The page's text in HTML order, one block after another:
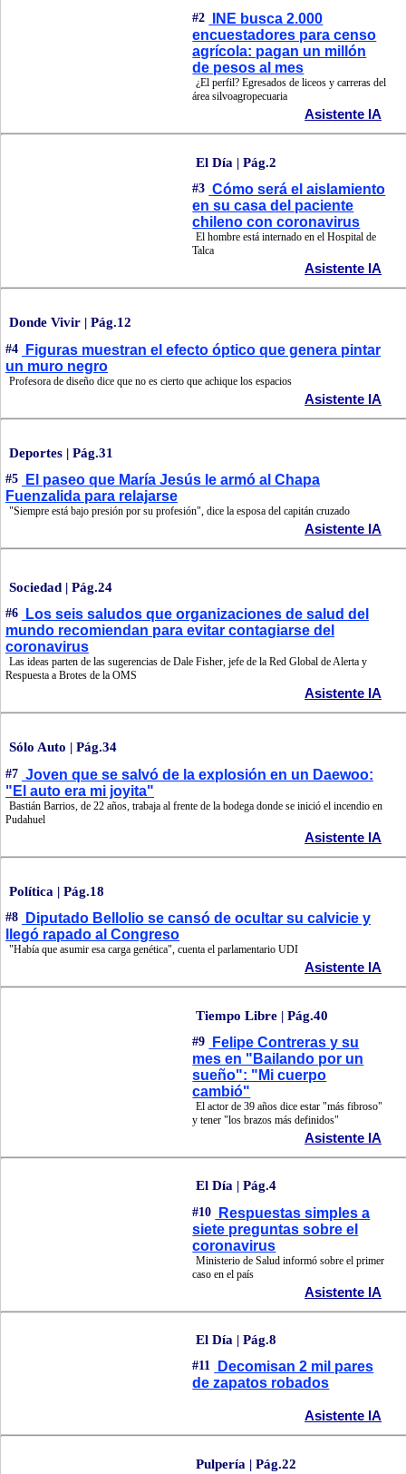
#2
INE busca 2.000
encuestadores para censo
agrícola: pagan un millón
de pesos al mes
¿El perfil? Egresados de liceos y carreras del
área silvoagropecuaria
Asistente IA
El Día | Pág.2
#3 Cómo será el aislamiento
en su casa del paciente
chileno con coronavirus
El hombre está internado en el Hospital de
Talca
Asistente IA
Donde Vivir | Pág.12
#4
Figuras muestran el efecto óptico que genera pintar
un muro negro
Profesora de diseño dice que no es cierto que achique los espacios
Asistente IA
Deportes | Pág.31
#5
El paseo que María Jesús le armó al Chapa
Fuenzalida para relajarse
"Siempre está bajo presión por su profesión", dice la esposa del capitán cruzado
Asistente IA
Sociedad | Pág.24
#6
Los seis saludos que organizaciones de salud del
mundo recomiendan para evitar contagiarse del
coronavirus
Las ideas parten de las sugerencias de Dale Fisher, jefe de la Red Global de Alerta y
Respuesta a Brotes de la OMS
Asistente IA
Sólo Auto | Pág.34
#7 Joven que se salvó de la explosión en un Daewoo:
"El auto era mi joyita"
Bastián Barrios, de 22 años, trabaja al frente de la bodega donde se inició el incendio en
Pudahuel
Asistente IA
Política | Pág.18
#8
Diputado Bellolio se cansó de ocultar su calvicie y
llegó rapado al Congreso
"Había que asumir esa carga genética", cuenta el parlamentario UDI
Asistente IA
Tiempo Libre | Pág.40
#9
Felipe Contreras y su
mes en "Bailando por un
sueño": "Mi cuerpo
cambió"
El actor de 39 años dice estar "más fibroso"
y tener "los brazos más definidos"
Asistente IA
El Día | Pág.4
#10
Respuestas simples a
siete preguntas sobre el
coronavirus
Ministerio de Salud informó sobre el primer
caso en el país
Asistente IA
El Día | Pág.8
#11
Decomisan 2 mil pares
de zapatos robados
Asistente IA
Pulpería | Pág.22